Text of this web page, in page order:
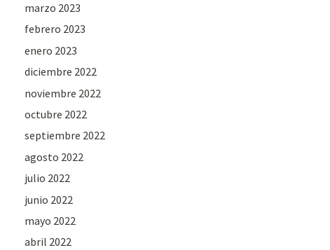
marzo 2023
febrero 2023
enero 2023
diciembre 2022
noviembre 2022
octubre 2022
septiembre 2022
agosto 2022
julio 2022
junio 2022
mayo 2022
abril 2022